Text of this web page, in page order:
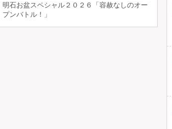
明石お盆スペシャル２０２６「容赦なしのオー
プンバトル！」